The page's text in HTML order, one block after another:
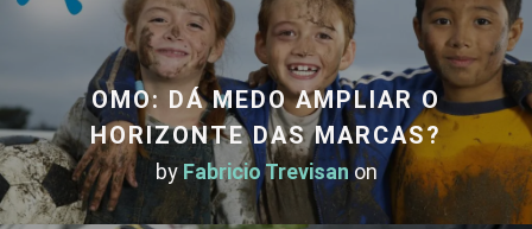
OMO: DÁ MEDO AMPLIAR O
HORIZONTE DAS MARCAS?
by Fabricio Trevisanon